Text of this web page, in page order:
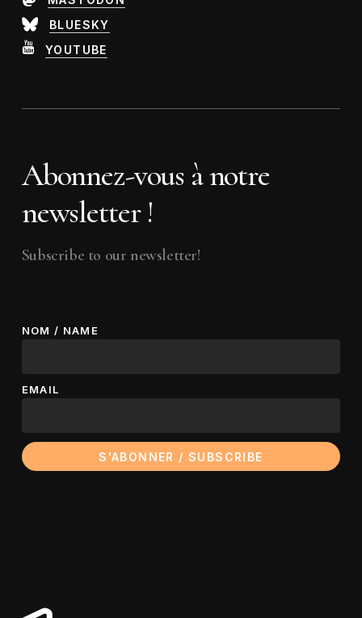
BLUESKY
YOUTUBE
Abonnez-vous à notre
newsletter !
Subscribe to our newsletter!
NOM / NAME
EMAIL